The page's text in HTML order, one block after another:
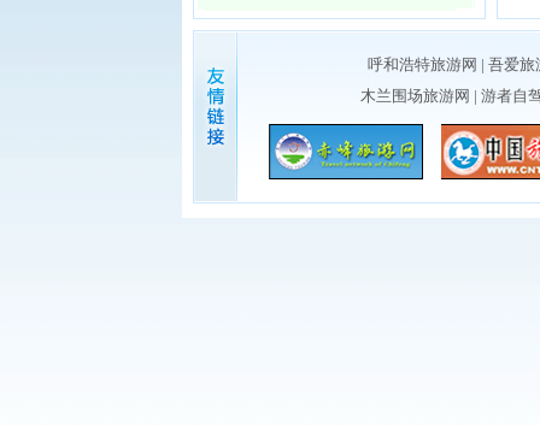
呼和浩特旅游网 | 吾爱旅
木兰围场旅游网 | 游者自